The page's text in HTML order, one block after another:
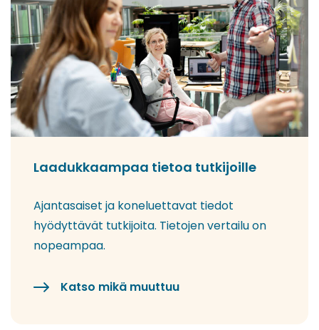
Laadukkaampaa tietoa tutkijoille
Ajantasaiset ja koneluettavat tiedot
hyödyttävät tutkijoita. Tietojen vertailu on
nopeampaa.
Katso mikä muuttuu